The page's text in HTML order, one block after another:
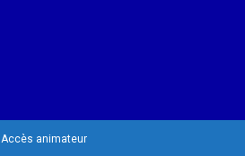
Accès animateur